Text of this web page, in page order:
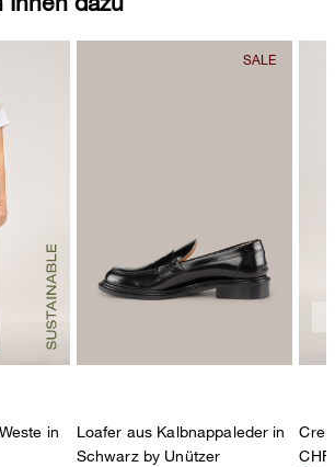
in
Loafer aus Kalbnappaleder in
Schwarz by Unützer